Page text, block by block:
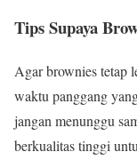
Tips Supaya
Agar brownies tetap
waktu panggang
jangan menunggu
berkualitas tinggi